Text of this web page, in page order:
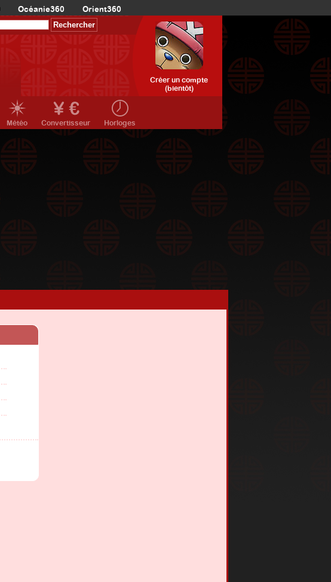
Océanie360 Orient360
Créer un compte
(bientôt)
Météo Convertisseur Horloges